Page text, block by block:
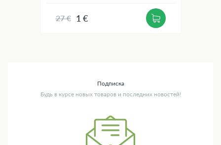
27 € 1 €
Подписка
Будь в курсе новых товаров и последних новостей!